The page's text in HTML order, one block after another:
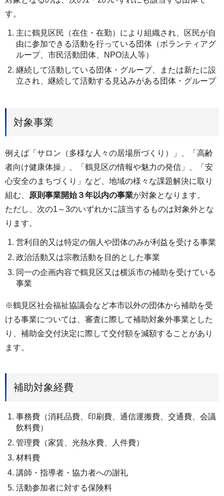
す。
主に鶴見区民（在住・在勤）により組織され、区民が自
由に参加できる活動を行っている団体（ボランティアグ
ループ、市民活動団体、NPO法人等）
継続して活動している団体・グループ、または新たに設
立され、継続して活動する見込みがある団体・グループ
対象事業
例えば「サロン（多様な人々の居場所づくり）」、「高齢
者向け健康体操」、「鶴見区の情報や魅力の発信」、「安
心安全のまちづくり」など、地域の様々な課題解決に取り
組む、
原則事業開始３年以内の事業が対象となります。
ただし、次の1～3のいずれかに該当するものは対象外とな
ります。
営利目的又は特定の個人や団体のみが利益を受ける事業
政治活動又は宗教活動を目的とした事業
同一の企画内容で鶴見区又は横浜市の補助を受けている
事業
※鶴見区社会福祉協議会など本市以外の団体から補助を受
ける事業については、審査に際して補助対象外事業とした
り、補助金交付決定に際して交付額を減額することがあり
ます。
補助対象経費
事務費（消耗品費、印刷費、通信運搬費、交通費、会議
飲料費）
管理費（家賃、光熱水費、人件費）
材料費
講師・指導者・協力者への謝礼
活動参加者に対する保険料